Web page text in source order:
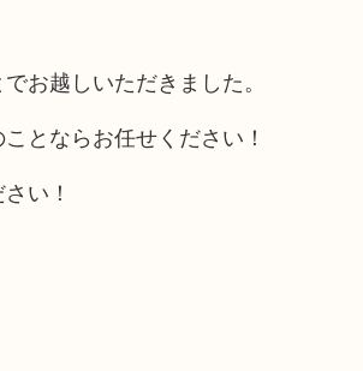
お越しいただきました。
とならお任せください！
い！